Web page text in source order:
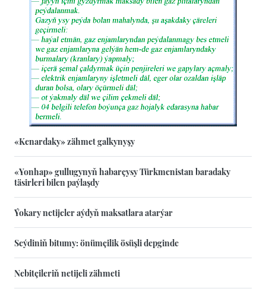
«Kenardaky» zähmet galkynyşy
«Yonhap» gullugynyň habarçysy Türkmenistan baradaky
täsirleri bilen paýlaşdy
Ýokary netijeler aýdyň maksatlara atarýar
Seýdiniň bitumy: önümçilik ösüşli depginde
Nebitçileriň netijeli zähmeti